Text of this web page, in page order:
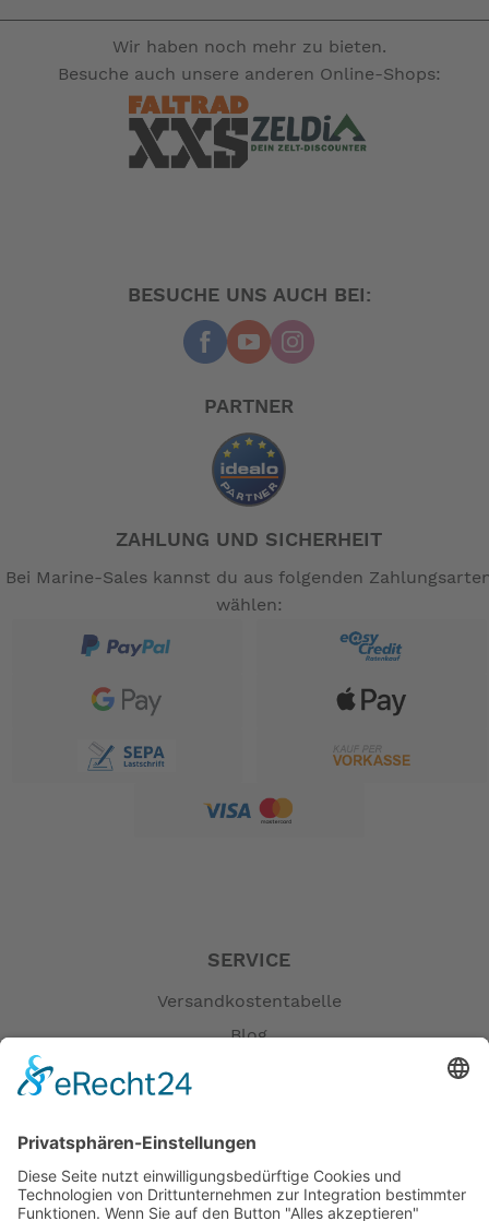
Wir haben noch mehr zu bieten.
Besuche auch unsere anderen Online-Shops:
BESUCHE UNS AUCH BEI:
PARTNER
ZAHLUNG UND SICHERHEIT
Bei Marine-Sales kannst du aus folgenden
wählen:
SERVICE
Versandkostentabelle
Blog
Erklärung zur Barrierefreiheit
AGB
Öffnungszeiten
Versandpartner